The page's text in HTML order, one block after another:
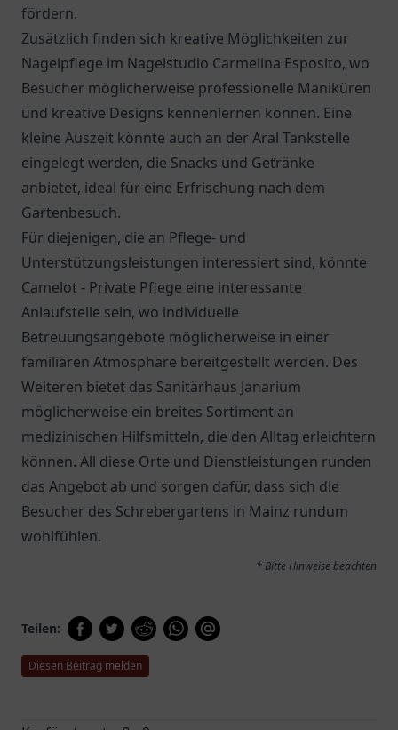
fördern.
Zusätzlich finden sich kreative Möglichkeiten zur
Nagelpflege im Nagelstudio Carmelina Esposito, wo
Besucher möglicherweise professionelle Maniküren
und kreative Designs kennenlernen können. Eine
kleine Auszeit könnte auch an der Aral Tankstelle
eingelegt werden, die Snacks und Getränke
anbietet, ideal für eine Erfrischung nach dem
Gartenbesuch.
Für diejenigen, die an Pflege- und
Unterstützungsleistungen interessiert sind, könnte
Camelot - Private Pflege eine interessante
Anlaufstelle sein, wo individuelle
Betreuungsangebote möglicherweise in einer
familiären Atmosphäre bereitgestellt werden. Des
Weiteren bietet das Sanitärhaus Janarium
möglicherweise ein breites Sortiment an
medizinischen Hilfsmitteln, die den Alltag erleichtern
können. All diese Orte und Dienstleistungen runden
das Angebot ab und sorgen dafür, dass sich die
Besucher des Schrebergartens in Mainz rundum
wohlfühlen.
* Bitte Hinweise beachten
Teilen:
Diesen Beitrag melden